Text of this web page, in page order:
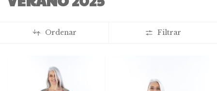
Ordenar Filtrar